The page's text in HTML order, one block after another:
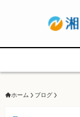
ホーム ブログ